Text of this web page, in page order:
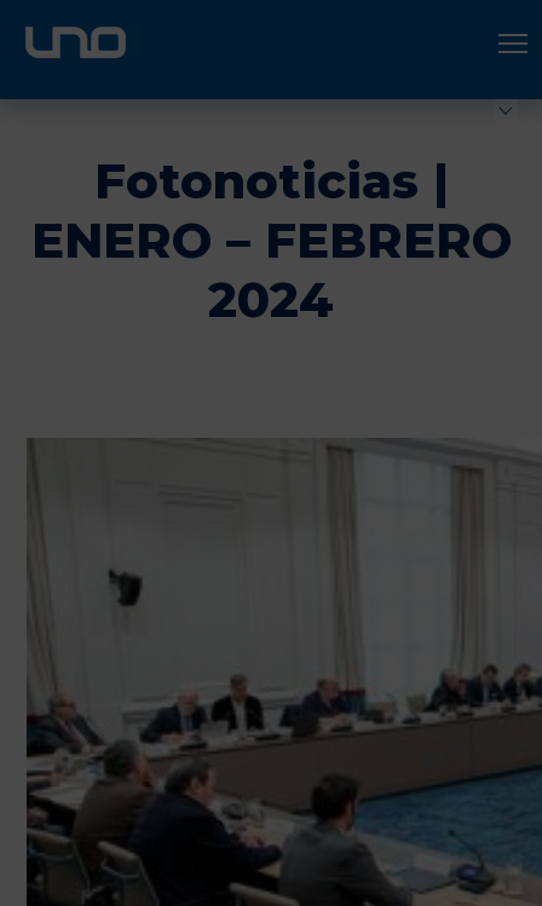
ÚNETE A UNO LOGÍSTICA
Fotonoticias |
ENERO – FEBRERO
2024